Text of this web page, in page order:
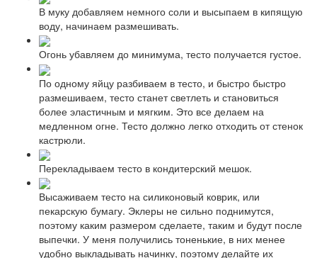
В муку добавляем немного соли и высыпаем в кипящую
воду, начинаем размешивать.
Огонь убавляем до минимума, тесто получается густое.
По одному яйцу разбиваем в тесто, и быстро быстро
размешиваем, тесто станет светлеть и становиться
более эластичным и мягким. Это все делаем на
медленном огне. Тесто должно легко отходить от стенок
кастрюли.
Перекладываем тесто в кондитерский мешок.
Высаживаем тесто на силиконовый коврик, или
пекарскую бумагу. Эклеры не сильно поднимутся,
поэтому каким размером сделаете, таким и будут после
выпечки. У меня получились тоненькие, в них менее
удобно выкладывать начинку, поэтому делайте их